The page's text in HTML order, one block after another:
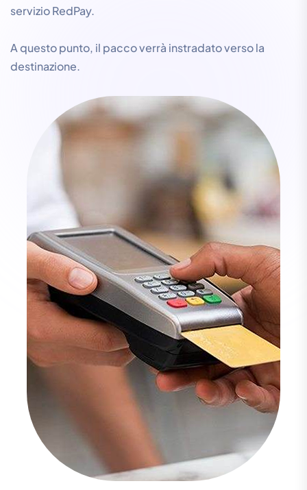
servizio RedPay.
A questo punto, il pacco verrà instradato verso la
destinazione.